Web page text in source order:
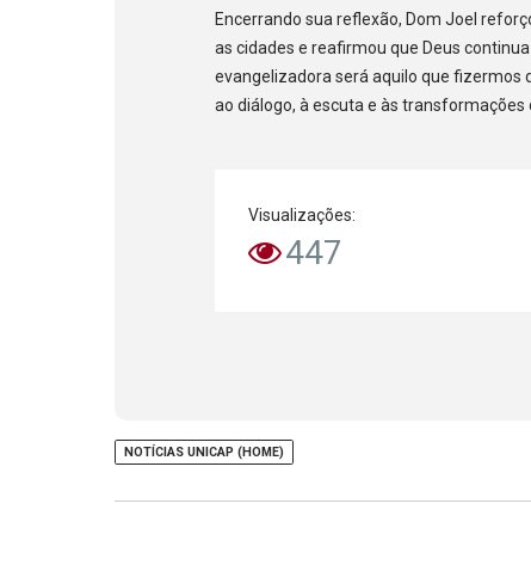
Encerrando sua reflexão, Dom Joel
as cidades e reafirmou que Deus
evangelizadora será aquilo que fizermos
ao diálogo, à escuta e às
Visualizações:
447
NOTÍCIAS UNICAP (HOME)